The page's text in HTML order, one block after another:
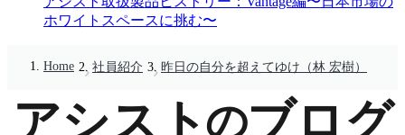
ホワイトスペースに挑む〜
Home 社員紹介 昨日の自分を超えてゆけ（林 宏樹）